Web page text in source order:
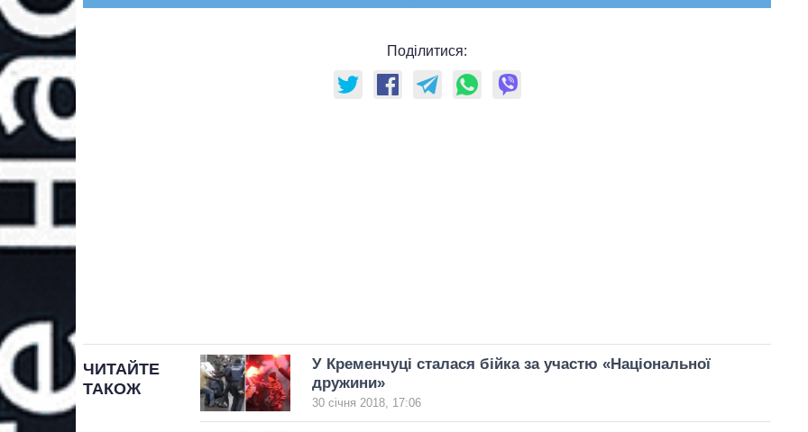
Поділитися:
ЧИТАЙТЕ
ТАКОЖ
У Кременчуці сталася бійка за участю «Національної
дружини»
30 січня 2018, 17:06